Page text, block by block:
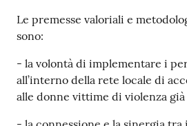
Le premesse valoriali e
sono:
- la volontà di implementare i
all’interno della rete locale di
alle donne vittime di violenza